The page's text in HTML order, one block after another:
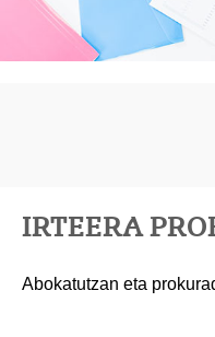
IRTEERA
Abokatutzan eta